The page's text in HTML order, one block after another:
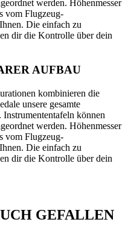
werden. Höhenmesser
vom Flugzeug-
Die einfach zu
dir die Kontrolle über dein
AUFBAU
kombinieren die
unsere gesamte
können
werden. Höhenmesser
vom Flugzeug-
Die einfach zu
dir die Kontrolle über dein
GEFALLEN